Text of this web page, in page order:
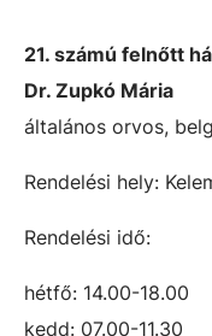
21. számú felnőtt
Dr. Zupkó Mária
általános orvos,
Rendelési hely:
Rendelési idő:
hétfő: 14.00-18.00
kedd: 07.00-11.30